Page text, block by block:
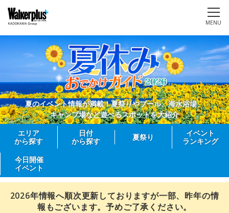
MENU
夏のイベント情報が満載！夏祭りやプール、海水浴場、
キャンプ場など遊べるスポットを大紹介
エリア
から探す
日付
から探す
夏祭り
イベント
ランキング
今日開催
イベント
2026年情報へ順次更新しておりますが一部、昨年の情
報もございます。予めご了承ください。